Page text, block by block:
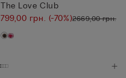
The Love Club
799,00 грн. (-70%)2669,00 грн.